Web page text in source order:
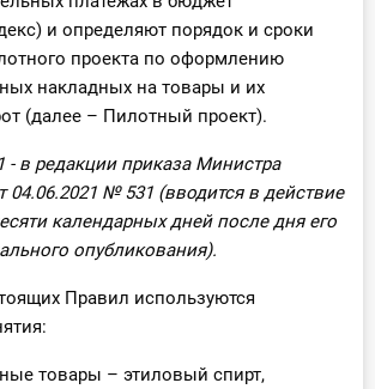
и определяют порядок и сроки
проекта по оформлению
накладных на товары и их
(далее – Пилотный проект).
- в редакции приказа Министра
04.06.2021 № 531 (вводится в действие
календарных дней после дня его
опубликования).
Правил используются
товары – этиловый спирт,